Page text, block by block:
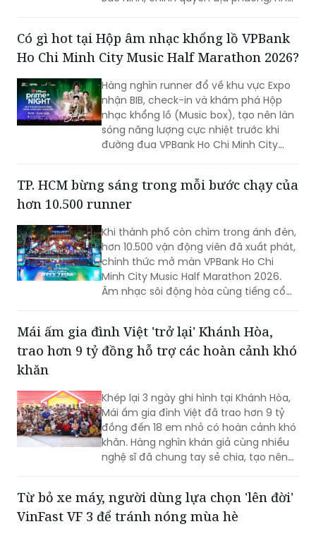
khánh thành, bàn giao bể bơi và khai
mạc lớp dạy bơi mô hình điểm. Hoạt
giữa Bộ Giáo dục và Đào tạo và Nestlé
Việt Nam, nhằm góp phần thúc đẩy
giáo dục thể chất, nâng cao kĩ năng bơi
an toàn, phòng, chống đuối nước và
tạo thêm cơ hội vận động cho trẻ em
Có gì hot tại Hộp âm nhạc khổng lồ VPBank
Ho Chi Minh City Music Half Marathon 2026?
Hàng nghìn runner đổ về khu vực Expo
nhận BIB, check-in và khám phá Hộp
nhạc khổng lồ (Music box), tạo nên làn
sóng năng lượng cực nhiệt trước khi
đường đua VPBank Ho Chi Minh City
TP. HCM bừng sáng trong mỗi bước chạy của
hơn 10.500 runner
Khi thành phố còn chìm trong ánh đèn,
hơn 10.500 vận động viên đã xuất phát,
chính thức mở màn VPBank Ho Chi
Minh City Music Half Marathon 2026.
Âm nhạc sôi động hòa cùng tiếng cổ
phát đến từng bước chạy trên đường
đua.
Mái ấm gia đình Việt 'trở lại' Khánh Hòa,
trao hơn 9 tỷ đồng hỗ trợ các hoàn cảnh khó
khăn
Khép lại 3 ngày ghi hình tại Khánh Hòa,
Mái ấm gia đình Việt đã trao hơn 9 tỷ
đồng đến 18 em nhỏ có hoàn cảnh khó
khăn. Hàng nghìn khán giả cùng nhiều
nghệ sĩ đã chung tay sẻ chia, tạo nên
Từ bỏ xe máy, người dùng lựa chọn 'lên đời'
VinFast VF 3 để tránh nóng mùa hè